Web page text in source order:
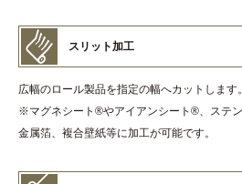
スリット加工
広幅のロール製品を指定の幅へカットします。
※マグネシート ®やアイアンシート ®、ステ
金属箔、複合壁紙等に加工が可能です。